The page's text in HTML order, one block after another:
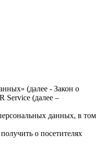
(далее - Закон о
Service (далее –
данных, в том
о посетителях